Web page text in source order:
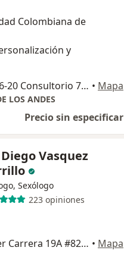
Colombiana de
y
Avenida Carrera 9 116-20 Consultorio 701, Bogotá • Mapa
LOS ANDES
Precio sin especificar
Vasquez
Sexólogo
223 opiniones
Contry Medical Center Carrera 19A #82-85, Bogotá • Mapa